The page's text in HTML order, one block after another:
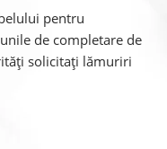
pentru
de completare de
solicitați lămuriri